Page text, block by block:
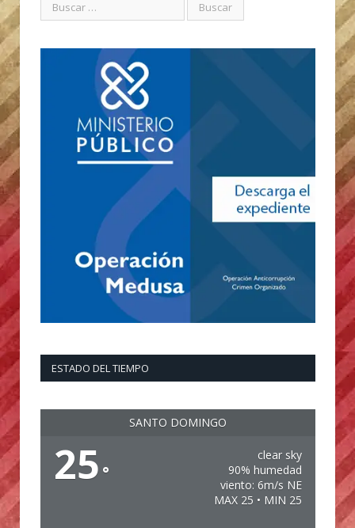
ESTADO DEL TIEMPO
SANTO DOMINGO
25 °
clear sky
90% humedad
viento: 6m/s NE
MAX 25 • MIN 25